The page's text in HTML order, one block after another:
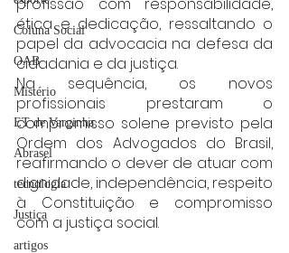
Coluna Social
OAB
Mistério
ET de Varginha
Abrasel
tecnologia
Justiça
artigos
ética e dedicação, ressaltando o
papel da advocacia na defesa da
cidadania e da justiça.
Na sequência, os novos
profissionais prestaram o
compromisso solene previsto pela
Ordem dos Advogados do Brasil,
reafirmando o dever de atuar com
dignidade, independência, respeito
à Constituição e compromisso
com a justiça social.